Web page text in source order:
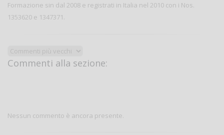
Formazione sin dal 2008 e registrati in Italia nel 2010 con i Nos.
1353620 e 1347371.
Commenti alla sezione:
Nessun commento è ancora presente.